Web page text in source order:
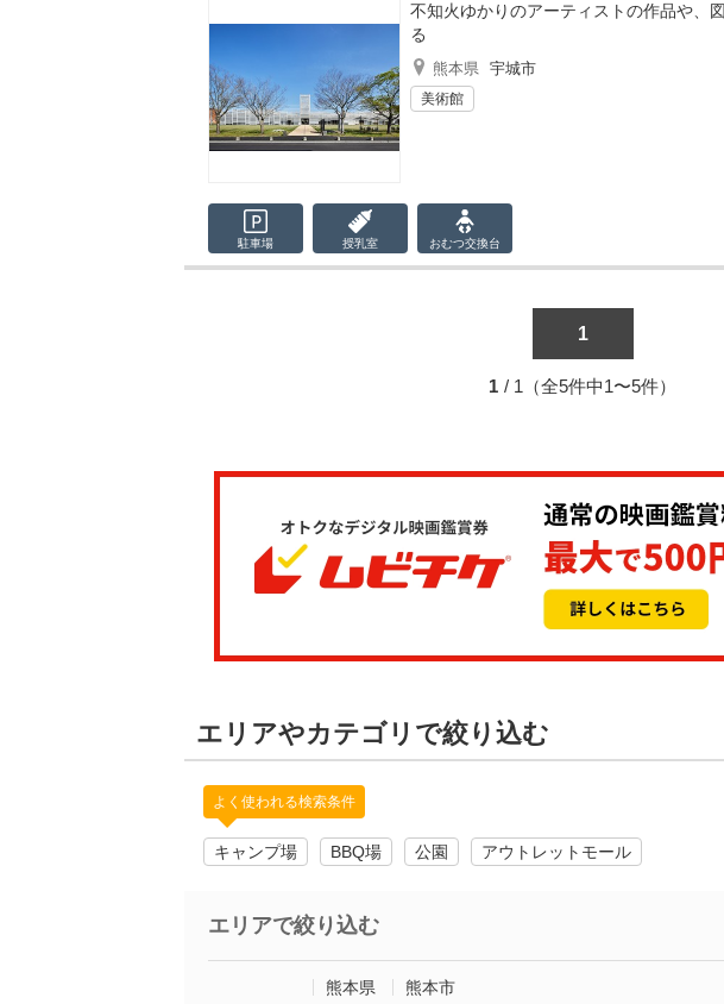
不知火ゆかりのアーティストの作品や、
る
熊本県 宇城市
美術館
駐車場 授乳室 おむつ交換台
1
1 / 1（全5件中1〜5件）
エリアやカテゴリで絞り込む
よく使われる検索条件
キャンプ場 BBQ場 公園 アウトレットモール
エリアで絞り込む
熊本県
熊本市